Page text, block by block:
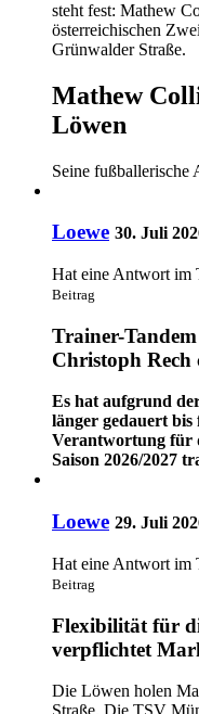
steht fest: Mathew
österreichischen
Grünwalder Straße.
Mathew
Löwen
Seine
Loewe 30. Juli
Hat eine Antwort im
Beitrag
Trainer-
Christoph Rech
Es hat aufgrund
länger gedauert bis
Verantwortung für
Saison 2026/2027
Loewe 29. Juli
Hat eine Antwort im
Beitrag
Flexibilität für
verpflichtet
Die Löwen holen